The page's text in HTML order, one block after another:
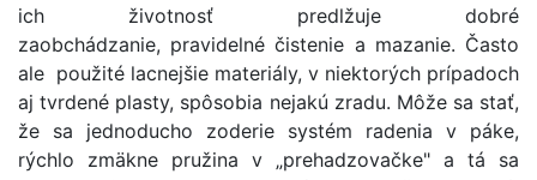
ich životnosť predlžuje dobré
zaobchádzanie, pravidelné čistenie a mazanie. Často
ale použité lacnejšie materiály, v niektorých prípadoch
aj tvrdené plasty, spôsobia nejakú zradu. Môže sa stať,
že sa jednoducho zoderie systém radenia v páke,
rýchlo zmäkne pružina v „prehadzovačke" a tá sa